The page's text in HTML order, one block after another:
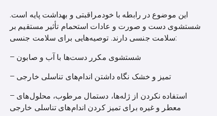
این موضوع در رابطه با خودمراقبتی و بهداشت پایه است.
شستشوی دست و صورت و عادات استحمام تأثیر مستقیم بر
سلامت جنسی دارند. توصیه‌هایی برای سلامت جنسی:
– شستشوی مکرر دست‌ها با آب و صابون
– تمیز و خشک نگاه داشتن اندام‌های تناسلی خارجی
– استفاده نکردن از ژله‌ها، دستمال مرطوب، محلول‌های
معطر و غیره برای تمیز کردن اندام‌های تناسلی خارجی